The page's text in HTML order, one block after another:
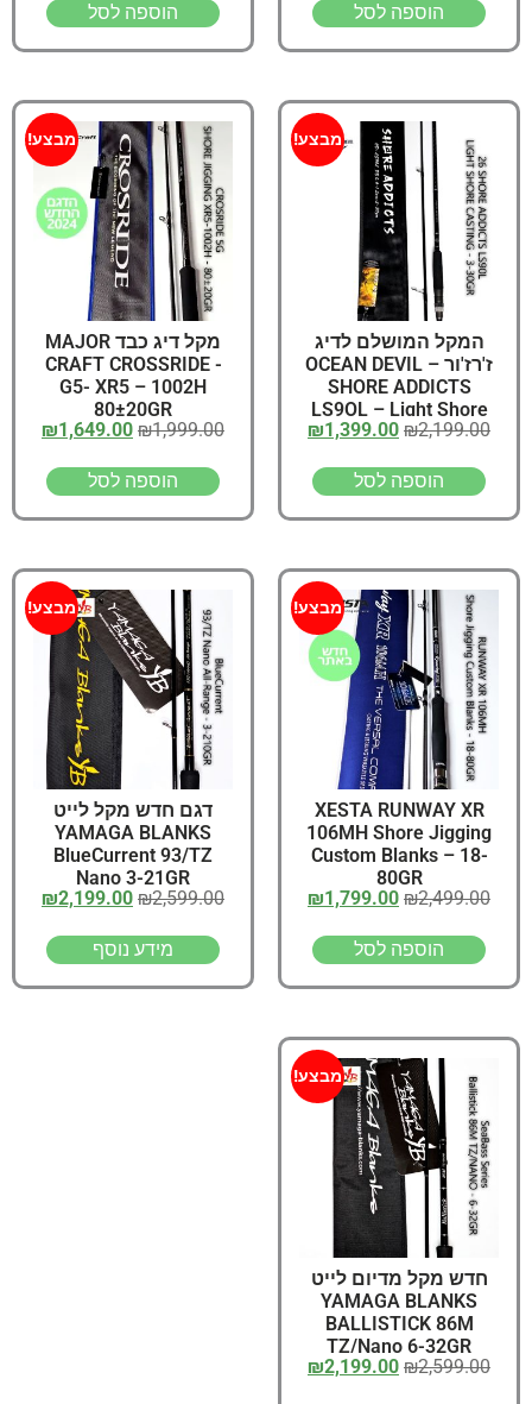
הוספה לסל הוספה לסל
מבצע!
המקל המושלם לדיג
ז'רז'ור – OCEAN DEVIL
SHORE ADDICTS
LS9OL – Light Shore
Casting Rod 3-30GR
₪2,199.00
₪1,399.00
הוספה לסל
מבצע!
מקל דיג כבד MAJOR
CRAFT CROSSRIDE -
G5- XR5 – 1002H
80±20GR
₪1,999.00
₪1,649.00
הוספה לסל
מבצע!
XESTA RUNWAY XR
106MH Shore Jigging
Custom Blanks – 18-
80GR
₪2,499.00
₪1,799.00
הוספה לסל
מבצע!
דגם חדש מקל לייט
YAMAGA BLANKS
BlueCurrent 93/TZ
Nano 3-21GR
₪2,599.00
₪2,199.00
מידע נוסף
מבצע!
חדש מקל מדיום לייט
YAMAGA BLANKS
BALLISTICK 86M
TZ/Nano 6-32GR
₪2,599.00
₪2,199.00